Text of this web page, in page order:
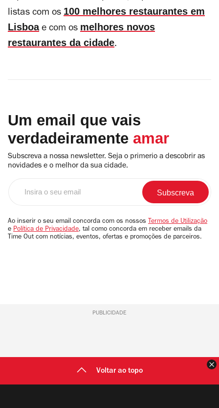
listas com os 100 melhores restaurantes em
Lisboa e com os melhores novos
restaurantes da cidade.
Um email que vais
verdadeiramente amar
Subscreva a nossa newsletter. Seja o primerio a descobrir as
novidades e o melhor da sua cidade.
email
Ao inserir o seu email concorda com os nossos Termos de Utilização
e Política de Privacidade, tal como concorda em receber emails da
Time Out com notícias, eventos, ofertas e promoções de parceiros.
PUBLICIDADE
Voltar ao topo